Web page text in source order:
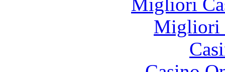
Migliori